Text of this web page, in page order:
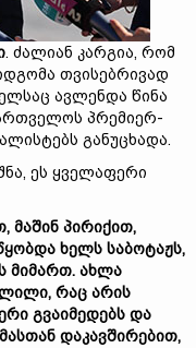
. ძალიან კარგია, რომ
თვისებრივად
ავლენდა წინა
პრემიერ-
განუცხადა.
ეს ყველაფერი
მაშინ პირიქით,
ხელს საბოტაჟს,
მიმართ. ახლა
რაც არის
გვაიმედებს და
დაკავშირებით,